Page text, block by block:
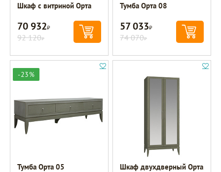
Шкаф с витриной Орта
70 932Р
92 120Р
Тумба Орта 08
57 033Р
74 070Р
-23%
Тумба Орта 05
Шкаф двухдверный Орта